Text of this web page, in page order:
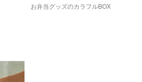
お弁当グッズのカラフルBOX